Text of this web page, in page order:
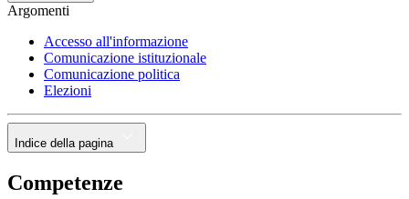
Argomenti
Accesso all'informazione
Comunicazione istituzionale
Comunicazione politica
Elezioni
Indice della pagina
Competenze